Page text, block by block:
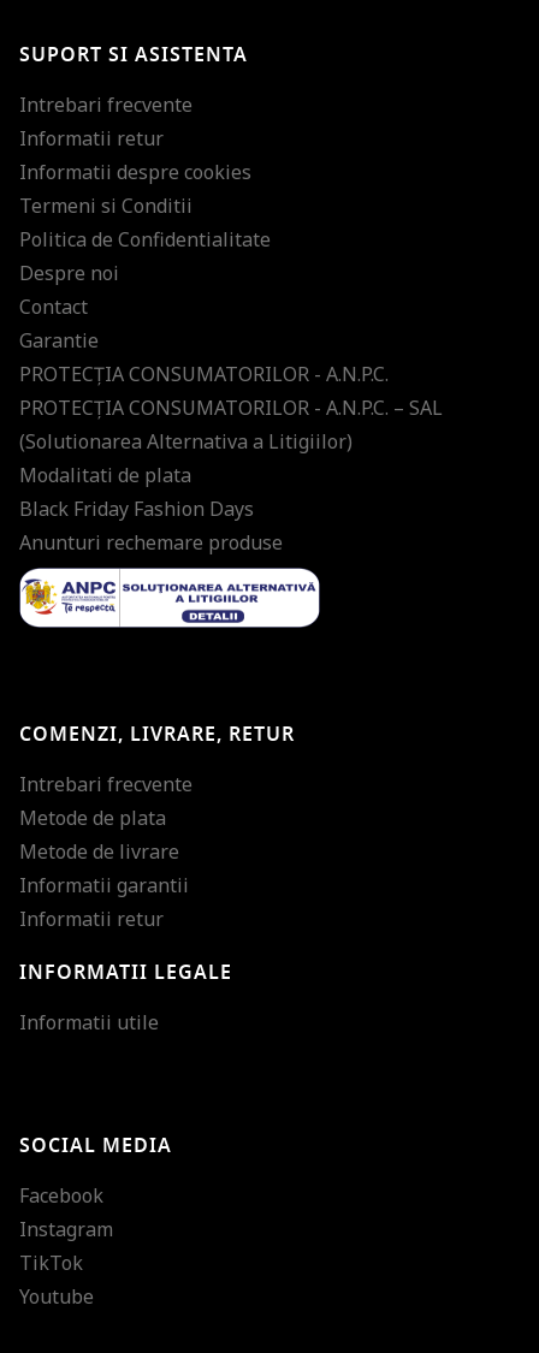
SUPORT SI ASISTENTA
Intrebari frecvente
Informatii retur
Informatii despre cookies
Termeni si Conditii
Politica de Confidentialitate
Despre noi
Contact
Garantie
PROTECŢIA CONSUMATORILOR - A.N.P.C.
PROTECŢIA CONSUMATORILOR - A.N.P.C. – SAL
(Solutionarea Alternativa a Litigiilor)
Modalitati de plata
Black Friday Fashion Days
Anunturi rechemare produse
COMENZI, LIVRARE, RETUR
Intrebari frecvente
Metode de plata
Metode de livrare
Informatii garantii
Informatii retur
INFORMATII LEGALE
Informatii utile
SOCIAL MEDIA
Facebook
Instagram
TikTok
Youtube